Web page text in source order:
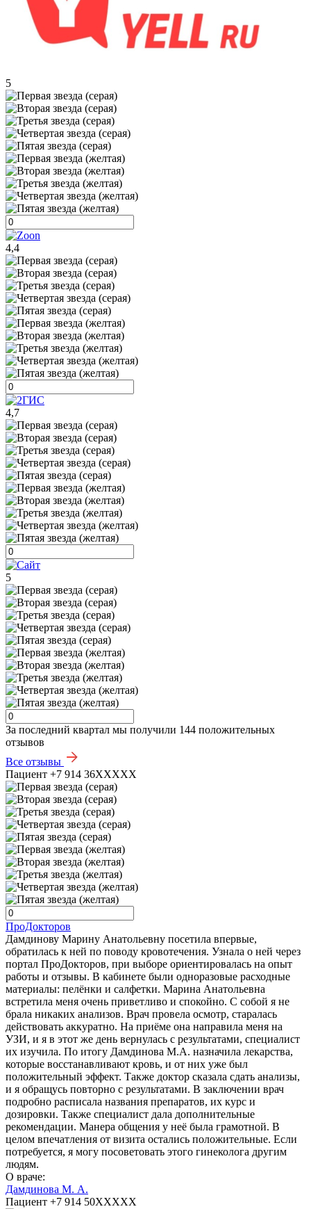
5
4,4
4,7
5
За последний квартал мы получили 144 положительных
отзывов
Все отзывы
Пациент +7 914 36XXXXX
ПроДокторов
Дамдинову Марину Анатольевну посетила впервые,
обратилась к ней по поводу кровотечения. Узнала о ней через
портал ПроДокторов, при выборе ориентировалась на опыт
работы и отзывы. В кабинете были одноразовые расходные
материалы: пелёнки и салфетки. Марина Анатольевна
встретила меня очень приветливо и спокойно. С собой я не
брала никаких анализов. Врач провела осмотр, старалась
действовать аккуратно. На приёме она направила меня на
УЗИ, и я в этот же день вернулась с результатами, специалист
их изучила. По итогу Дамдинова М.А. назначила лекарства,
которые восстанавливают кровь, и от них уже был
положительный эффект. Также доктор сказала сдать анализы,
и я обращусь повторно с результатами. В заключении врач
подробно расписала названия препаратов, их курс и
дозировки. Также специалист дала дополнительные
рекомендации. Манера общения у неё была грамотной. В
целом впечатления от визита остались положительные. Если
потребуется, я могу посоветовать этого гинеколога другим
людям.
О враче:
Дамдинова М. А.
Пациент +7 914 50XXXXX